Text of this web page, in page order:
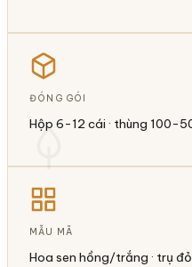
ĐÓNG GÓI
Hộp 6-12 cái · thùng 100-
MẪU MÃ
Hoa sen hồng/trắng · trụ